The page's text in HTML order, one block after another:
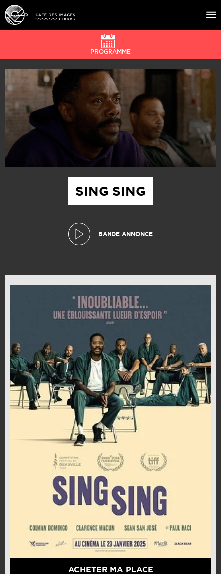
À L’AFFICHE
ÉVÉNEMENTS
CAFÉ DU CINÉ
PRATIQUE
ÉDUCATION AUX IMAGES
SING SING
BANDE ANNONCE
ACHETER MA PLACE
PROGRAMME